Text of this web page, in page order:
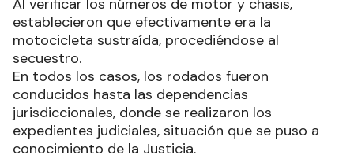
establecieron que efectivamente era la
motocicleta sustraída, procediéndose al
secuestro.
En todos los casos, los rodados fueron
conducidos hasta las dependencias
jurisdiccionales, donde se realizaron los
expedientes judiciales, situación que se puso a
conocimiento de la Justicia.